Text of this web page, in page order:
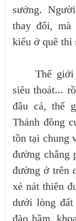
sướng.
thay đổi, mà
kiểu ở quê thì
Thế giới
siêu thoát...
đâu cả, thế
Thánh đồng
tồn tại chung
đường chẳng
đường ở trên
xẻ nát thiên
dưới lòng
đào hầm,